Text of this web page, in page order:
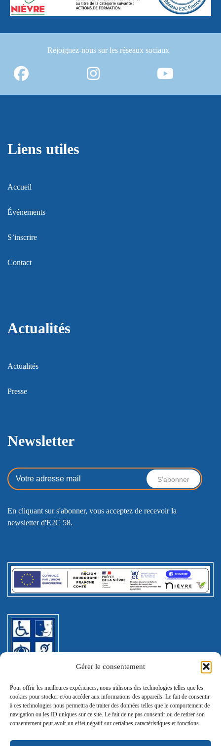
Gérer le consentement
Pour offrir les meilleures expériences, nous utilisons des technologies telles que les
cookies pour stocker et/ou accéder aux informations des appareils. Le fait de consentir
à ces technologies nous permettra de traiter des données telles que le comportement de
navigation ou les ID uniques sur ce site. Le fait de ne pas consentir ou de retirer son
consentement peut avoir un effet négatif sur certaines caractéristiques et fonctions.
Rejoignez-nous sur les réseaux sociaux
Liens utiles
Accueil
Événements
S’inscrire
Contact
Actualités
Actualités
Presse
Newsletter
En cliquant sur s'abonner, vous acceptez de recevoir la
newsletter d'E2C 58.
© E2C Nièvre
Politique de confidentialité
[wt_cli_manage_consent]